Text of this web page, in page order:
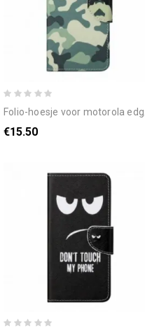
folio-hoesje voor motorola edge 20 militaire camouflage
€15.50